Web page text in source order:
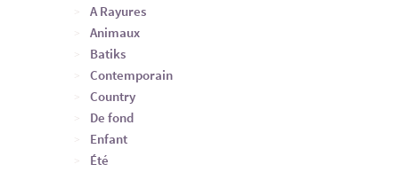
A Rayures
Animaux
Batiks
Contemporain
Country
De fond
Enfant
Été